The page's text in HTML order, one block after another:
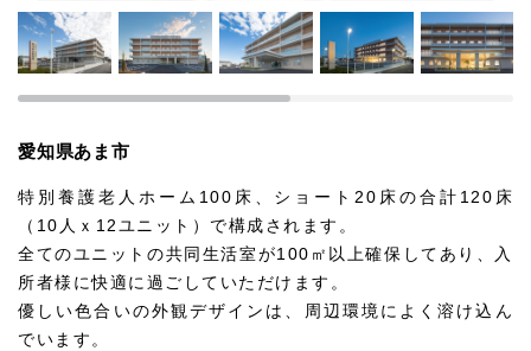
愛知県あま市
特別養護老人ホーム100床、ショート20床の合計120床
（10人ｘ12ユニット）で構成されます。
全てのユニットの共同生活室が100㎡以上確保してあり、入
所者様に快適に過ごしていただけます。
優しい色合いの外観デザインは、周辺環境によく溶け込ん
でいます。